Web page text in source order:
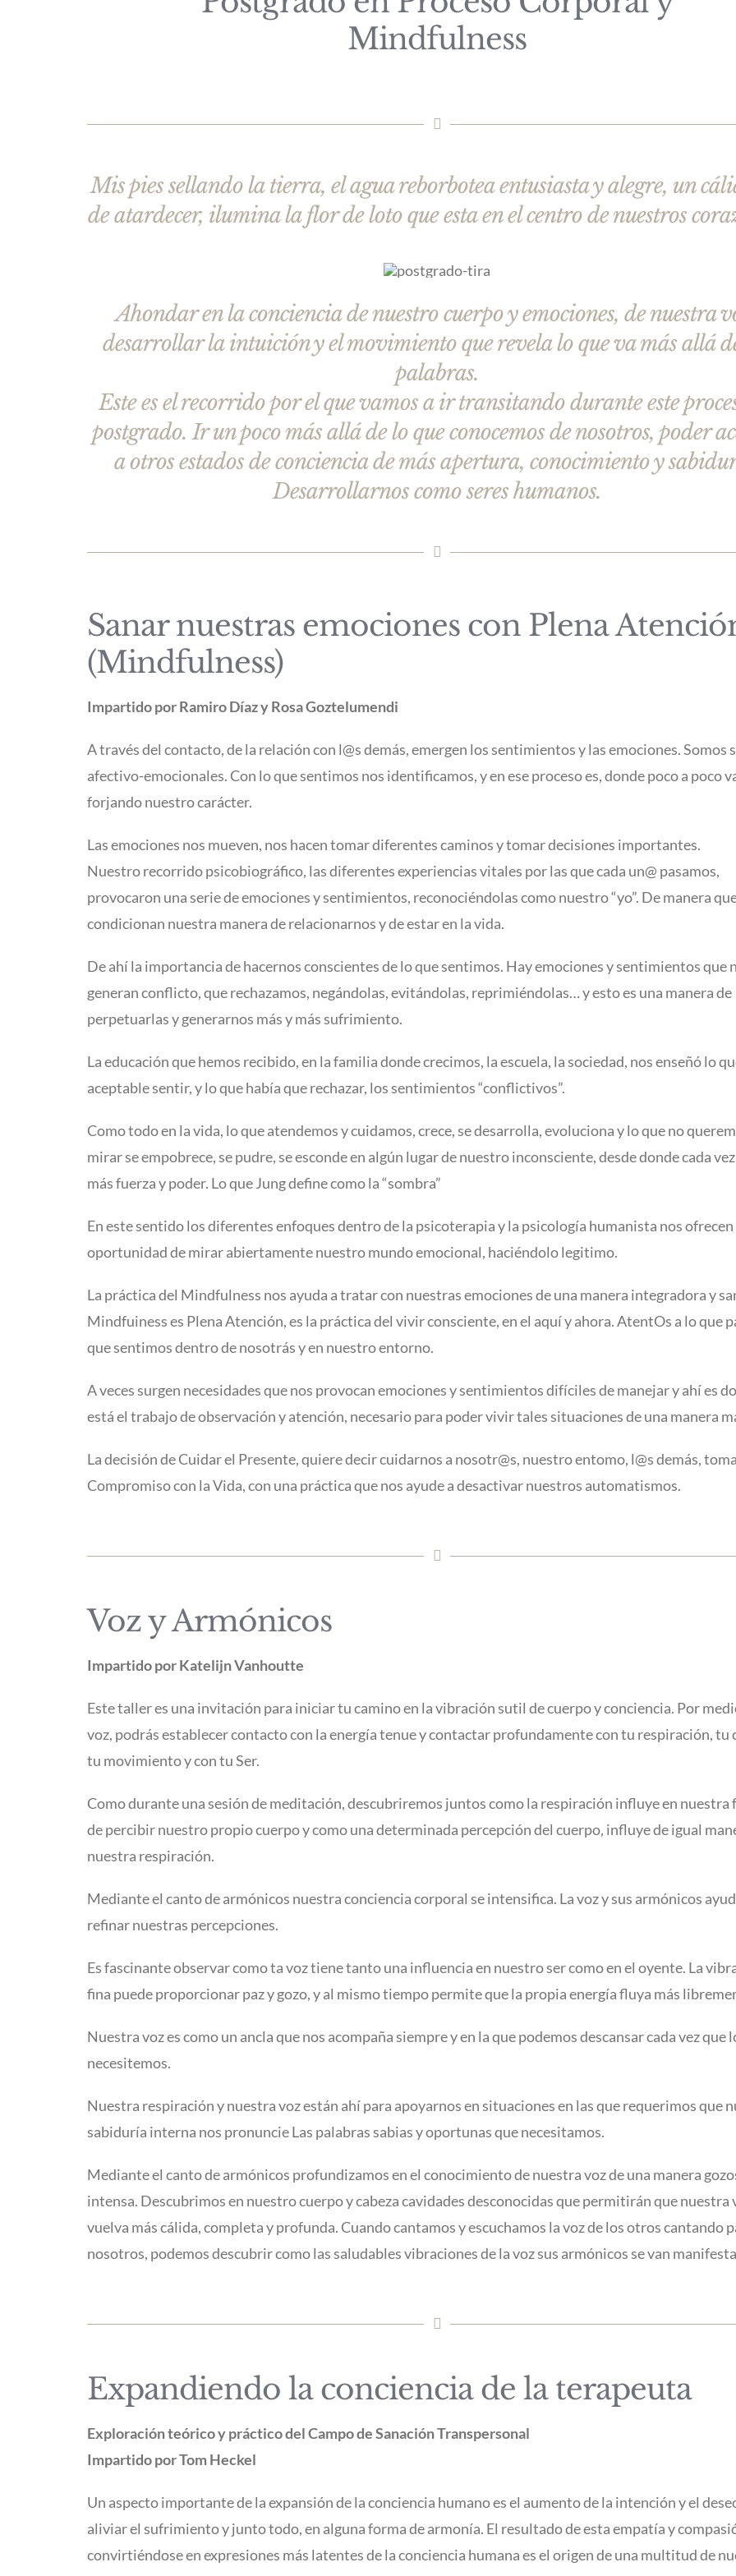
Mindfulness
Mis pies sellando la tierra, el agua reborbotea entusiasta y alegre, un
de atardecer, ilumina la flor de loto que esta en el centro de nuestros
Ahondar en la conciencia de nuestro cuerpo y emociones, de nuestra
desarrollar la intuición y el movimiento que revela lo que va más allá
palabras.
Este es el recorrido por el que vamos a ir transitando durante este
postgrado. Ir un poco más allá de lo que conocemos de nosotros, poder
a otros estados de conciencia de más apertura, conocimiento y
Desarrollarnos como seres humanos.
Sanar nuestras emociones con Plena
(Mindfulness)
Impartido por Ramiro Díaz y Rosa Goztelumendi
A través del contacto, de la relación con l@s demás, emergen los sentimientos y las emociones. Somos
afectivo-emocionales. Con lo que sentimos nos identificamos, y en ese proceso es, donde poco a poco
forjando nuestro carácter.
Las emociones nos mueven, nos hacen tomar diferentes caminos y tomar decisiones importantes.
Nuestro recorrido psicobiográfico, las diferentes experiencias vitales por las que cada un@ pasamos,
provocaron una serie de emociones y sentimientos, reconociéndolas como nuestro “yo”. De manera
condicionan nuestra manera de relacionarnos y de estar en la vida.
De ahí la importancia de hacernos conscientes de lo que sentimos. Hay emociones y sentimientos que
generan conflicto, que rechazamos, negándolas, evitándolas, reprimiéndolas… y esto es una manera de
perpetuarlas y generarnos más y más sufrimiento.
La educación que hemos recibido, en la familia donde crecimos, la escuela, la sociedad, nos enseñó lo
aceptable sentir, y lo que había que rechazar, los sentimientos “conflictivos”.
Como todo en la vida, lo que atendemos y cuidamos, crece, se desarrolla, evoluciona y lo que no
mirar se empobrece, se pudre, se esconde en algún lugar de nuestro inconsciente, desde donde cada
más fuerza y poder. Lo que Jung define como la “sombra”
En este sentido los diferentes enfoques dentro de la psicoterapia y la psicología humanista nos ofrecen
oportunidad de mirar abiertamente nuestro mundo emocional, haciéndolo legitimo.
La práctica del Mindfulness nos ayuda a tratar con nuestras emociones de una manera integradora y
Mindfuiness es Plena Atención, es la práctica del vivir consciente, en el aquí y ahora. AtentOs a lo que
que sentimos dentro de nosotrás y en nuestro entorno.
A veces surgen necesidades que nos provocan emociones y sentimientos difíciles de manejar y ahí es
está el trabajo de observación y atención, necesario para poder vivir tales situaciones de una manera
La decisión de Cuidar el Presente, quiere decir cuidarnos a nosotr@s, nuestro entomo, l@s demás,
Compromiso con la Vida, con una práctica que nos ayude a desactivar nuestros automatismos.
Voz y Armónicos
Impartido por Katelijn Vanhoutte
Este taller es una invitación para iniciar tu camino en la vibración sutil de cuerpo y conciencia. Por
voz, podrás establecer contacto con la energía tenue y contactar profundamente con tu respiración, tu
tu movimiento y con tu Ser.
Como durante una sesión de meditación, descubriremos juntos como la respiración influye en nuestra
de percibir nuestro propio cuerpo y como una determinada percepción del cuerpo, influye de igual
nuestra respiración.
Mediante el canto de armónicos nuestra conciencia corporal se intensifica. La voz y sus armónicos
refinar nuestras percepciones.
Es fascinante observar como ta voz tiene tanto una influencia en nuestro ser como en el oyente. La
fina puede proporcionar paz y gozo, y al mismo tiempo permite que la propia energía fluya más
Nuestra voz es como un ancla que nos acompaña siempre y en la que podemos descansar cada vez que
necesitemos.
Nuestra respiración y nuestra voz están ahí para apoyarnos en situaciones en las que requerimos que
sabiduría interna nos pronuncie Las palabras sabias y oportunas que necesitamos.
Mediante el canto de armónicos profundizamos en el conocimiento de nuestra voz de una manera
intensa. Descubrimos en nuestro cuerpo y cabeza cavidades desconocidas que permitirán que nuestra
vuelva más cálida, completa y profunda. Cuando cantamos y escuchamos la voz de los otros cantando
nosotros, podemos descubrir como las saludables vibraciones de la voz sus armónicos se van
Expandiendo la conciencia de la terapeuta
Exploración teórico y práctico del Campo de Sanación Transpersonal
Impartido por Tom Heckel
Un aspecto importante de la expansión de la conciencia humano es el aumento de la intención y el
aliviar el sufrimiento y junto todo, en alguna forma de armonía. El resultado de esta empatía y
convirtiéndose en expresiones más latentes de la conciencia humana es el origen de una multitud de